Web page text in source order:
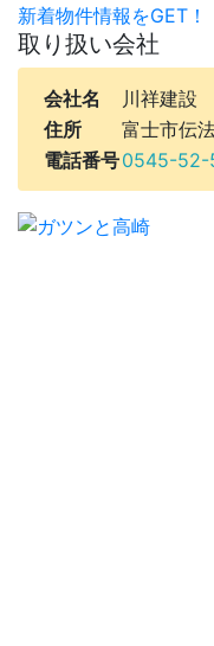
新着物件情報をGET！
取り扱い会社
会社名 川祥建設
住所
富士市伝
電話番号0545-52-